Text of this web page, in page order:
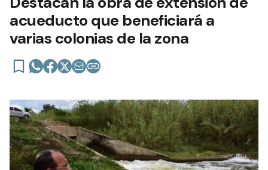
acueducto que beneficiará a
varias colonias de la zona